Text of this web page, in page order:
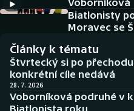
Biatlon
Boby a skeleton
Historické návraty
Aplikace ČT sport
AZ kvíz
Voborníková
Biatlonisty
Moravec se
Články k tématu
Štvrtecký si po
konkrétní cíle nedává
28. 7. 2026
Voborníková podruhé v
Biatlonista roku